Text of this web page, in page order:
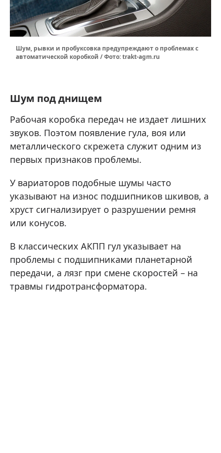
Шум, рывки и пробуксовка предупреждают о проблемах с
автоматической коробкой / Фото: trakt-agm.ru
Шум под днищем
Рабочая коробка передач не издает лишних
звуков. Поэтом появление гула, воя или
металлического скрежета служит одним из
первых признаков проблемы.
У вариаторов подобные шумы часто
указывают на износ подшипников шкивов, а
хруст сигнализирует о разрушении ремня
или конусов.
В классических АКПП гул указывает на
проблемы с подшипниками планетарной
передачи, а лязг при смене скоростей – на
травмы гидротрансформатора.